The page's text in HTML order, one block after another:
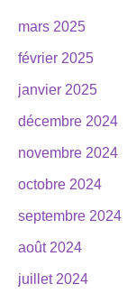
mars 2025
février 2025
janvier 2025
décembre 2024
novembre 2024
octobre 2024
septembre 2024
août 2024
juillet 2024